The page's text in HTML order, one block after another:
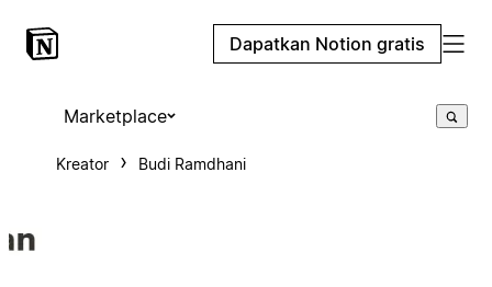
Dapatkan Notion gratis
Marketplace
Kreator Budi Ramdhani